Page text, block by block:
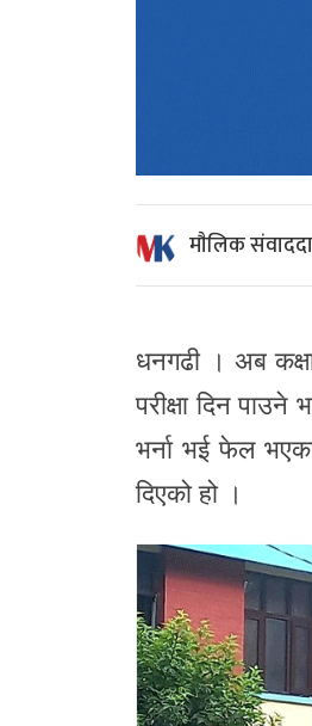
माैलिक
धनगढी । अब
परीक्षा दिन
भर्ना भई फेल भएका
दिएको हो ।